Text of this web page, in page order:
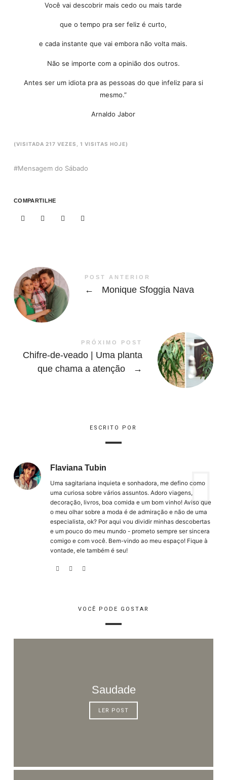
Você vai descobrir mais cedo ou mais tarde
que o tempo pra ser feliz é curto,
e cada instante que vai embora não volta mais.
Não se importe com a opinião dos outros.
Antes ser um idiota pra as pessoas do que infeliz para si
mesmo.”
Arnaldo Jabor
(VISITADA 217 VEZES, 1 VISITAS HOJE)
Mensagem do Sábado
COMPARTILHE
POST ANTERIOR
← Monique Sfoggia Nava
PRÓXIMO POST
Chifre-de-veado | Uma planta
que chama a atenção
→
ESCRITO POR
Flaviana Tubin
Uma sagitariana inquieta e sonhadora, me defino como
uma curiosa sobre vários assuntos. Adoro viagens,
decoração, livros, boa comida e um bom vinho! Aviso que
o meu olhar sobre a moda é de admiração e não de uma
especialista, ok? Por aqui vou dividir minhas descobertas
e um pouco do meu mundo - prometo sempre ser sincera
comigo e com você. Bem-vindo ao meu espaço! Fique à
vontade, ele também é seu!
VOCÊ PODE GOSTAR
Saudade
LER POST